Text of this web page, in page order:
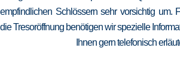
empfindlichen Schlössern sehr vorsichtig um.
die Tresoröffnung benötigen wir spezielle
Ihnen gern telefonisch